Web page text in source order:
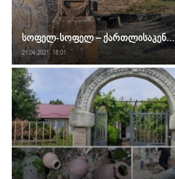
სოფელ-სოფელ – ქართლისაკენ…
21.04.2021. 18:01